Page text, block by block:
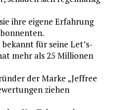
ihre eigene Erfahrung
für seine Let’s-
mehr als 25 Millionen
der Marke „Jeffree
ziehen